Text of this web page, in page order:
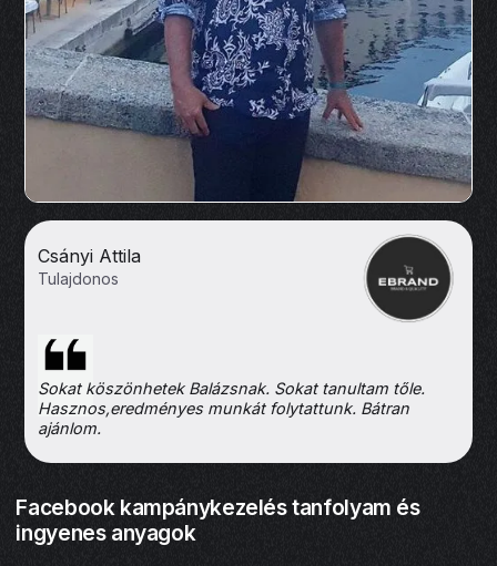
Csányi Attila
Tulajdonos
Sokat köszönhetek Balázsnak. Sokat tanultam tőle.
Hasznos,eredményes munkát folytattunk. Bátran
ajánlom.
Facebook kampánykezelés tanfolyam és
ingyenes anyagok